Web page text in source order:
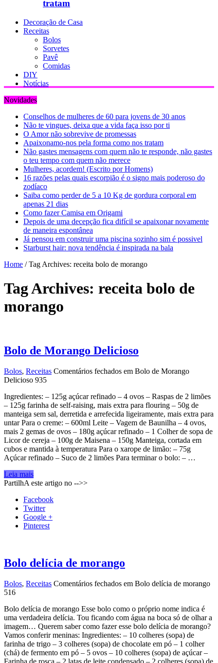
tratam
Decoração de Casa
Receitas
Bolos
Sorvetes
Pavê
Comidas
DIY
Notícias
Novidades
Conselhos de mulheres de 60 para jovens de 30 anos
Não te vingues, deixa que a vida faça isso por ti
O Amor não sobrevive de promessas
Apaixonamo-nos pela forma como nos tratam
Não gastes mensagens com quem não te responde, não gastes
o teu tempo com quem não merece
Mulheres, acordem! (Escrito por Homens)
16 razões pelas quais escorpião é o signo mais poderoso do
zodíaco
Saiba como perder de 5 a 10 Kg de gordura corporal em
apenas 21 dias
Como fazer Camisa em Origami
Depois de uma decepção fica difícil se apaixonar novamente
de maneira espontânea
Já pensou em construir uma piscina sozinho sim é possivel
Starburst hair: nova tendência é inspirada na bala
Home / Tag Archives: receita bolo de morango
Tag Archives: receita bolo de
morango
Bolo de Morango Delicioso
Bolos, Receitas Comentários fechados em Bolo de Morango
Delicioso 935
Ingredientes: – 125g açúcar refinado – 4 ovos – Raspas de 2 limões
– 125g farinha de self-raising, mais extra para flouring – 50g de
manteiga sem sal, derretida e arrefecida ligeiramente, mais extra para
untar Para o creme: – 600ml Leite – Vagem de Baunilha – 4 ovos,
mais 2 gemas de ovos – 180g açúcar refinado – 1 Colher de sopa de
Licor de cereja – 100g de Maisena – 150g Manteiga, cortada em
cubos e mantida à temperatura Para o xarope de limão: – 75g
Açúcar refinado – Suco de 2 limões Para terminar o bolo: – …
Leia mais
PartilhA este artigo no -->>
Facebook
Twitter
Google +
Pinterest
Bolo delícia de morango
Bolos, Receitas Comentários fechados em Bolo delícia de morango
516
Bolo delícia de morango Esse bolo como o próprio nome indica é
uma verdadeira delícia. Tou ficando com água na boca só de olhar a
imagem… Querem saber como fazer esse bolo delícia de morango?
Vamos conferir meninas: Ingredientes: – 10 colheres (sopa) de
farinha de trigo – 3 colheres (sopa) de chocolate em pó – 1 colher
(chá) de fermento em pó – 5 ovos – 10 colheres (sopa) de açúcar –
Farinha de rosca – 2 latas de leite condensado – 2 colheres (sopa) de